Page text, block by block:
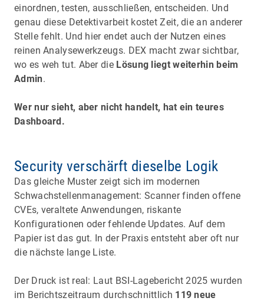
einordnen, testen, ausschließen, entscheiden. Und
genau diese Detektivarbeit kostet Zeit, die an anderer
Stelle fehlt. Und hier endet auch der Nutzen eines
reinen Analysewerkzeugs. DEX macht zwar sichtbar,
wo es weh tut. Aber die Lösung liegt weiterhin beim
Admin.
Wer nur sieht, aber nicht handelt, hat ein teures
Dashboard.
Security verschärft dieselbe Logik
Das gleiche Muster zeigt sich im modernen
Schwachstellenmanagement: Scanner finden offene
CVEs, veraltete Anwendungen, riskante
Konfigurationen oder fehlende Updates. Auf dem
Papier ist das gut. In der Praxis entsteht aber oft nur
die nächste lange Liste.
Der Druck ist real: Laut BSI-Lagebericht 2025 wurden
im Berichtszeitraum durchschnittlich 119 neue